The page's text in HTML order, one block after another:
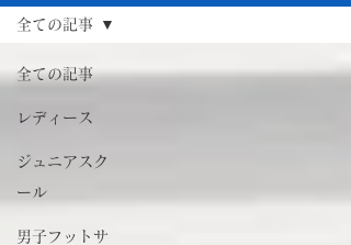
全ての記事
レディース
ジュニアスク
ール
男子フットサ
全ての記事